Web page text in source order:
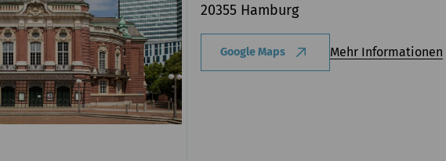
20355 Hamburg
Google Maps Mehr Informationen